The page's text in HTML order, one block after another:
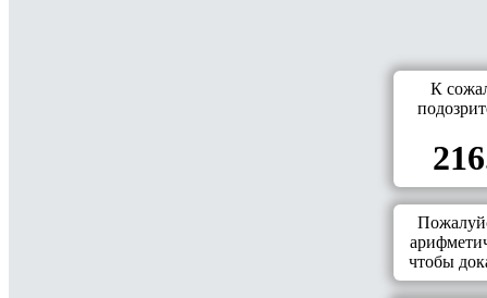
К
чтобы